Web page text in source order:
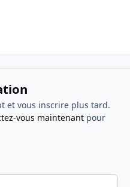
et vous inscrire plus tard.
vous maintenantpour